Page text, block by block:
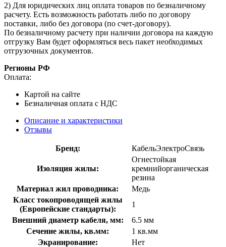
2) Для юридических лиц оплата товаров по безналичному
расчету. Есть возможность работать либо по договору
поставки, либо без договора (по счет-договору).
По безналичному расчету при наличии договора на каждую
отгрузку Вам будет оформляться весь пакет необходимых
отгрузочных документов.
Регионы РФ
Оплата:
Картой на сайте
Безналичная оплата с НДС
Описание и характеристики
Отзывы
Бренд: КабельЭлектроСвязь
Изоляция жилы:
Огнестойкая
кремнийорганическая
резина
Материал жил проводника:
Медь
Класс токопроводящей жилы
(Европейские стандарты):
1
Внешний диаметр кабеля, мм:
6.5 мм
Сечение жилы, кв.мм:
1 кв.мм
Экранирование:
Нет